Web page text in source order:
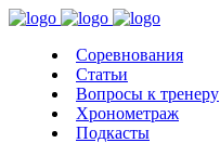
Соревнования
Статьи
Вопросы к тренеру
Хронометраж
Подкасты